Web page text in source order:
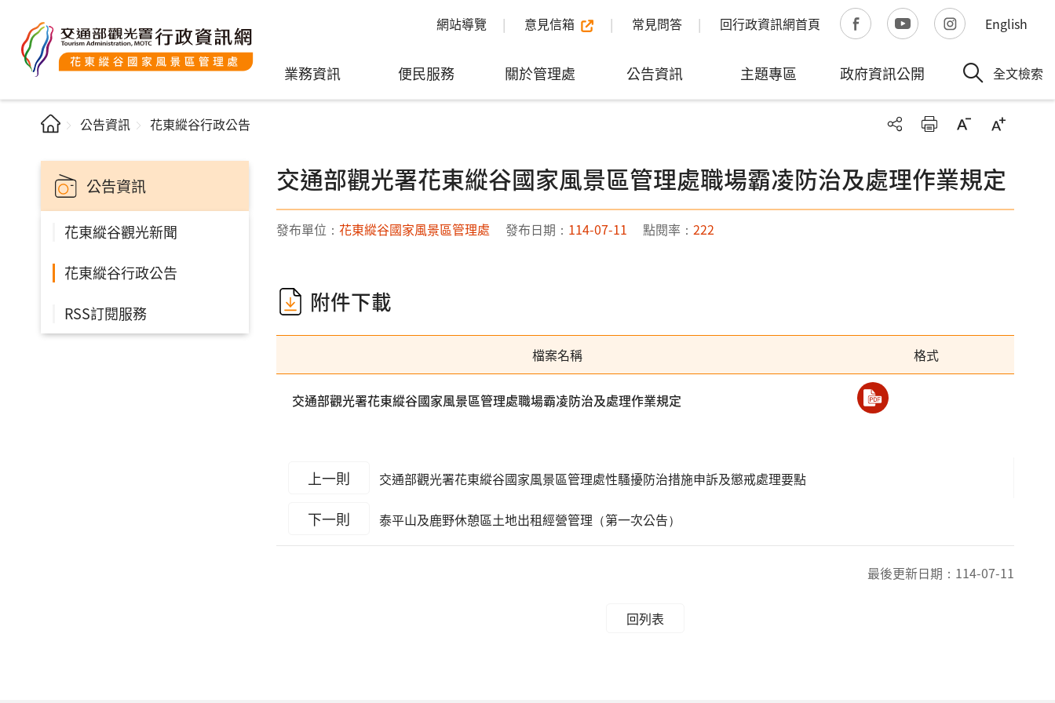
網站導覽 意見信箱 常見問答 回行政資訊網首頁 English
業務資訊 便民服務 關於管理處 公告資訊 主題專區 政府資訊公開 全文檢索
公告資訊 花東縱谷行政公告
公告資訊
花東縱谷觀光新聞
花東縱谷行政公告
RSS訂閱服務
交通部觀光署花東縱谷國家風景區管理處職場霸凌防治及處理作業規定
發布單位： 花東縱谷國家風景區管理處 發布日期： 114-07-11 點閱率： 222
附件下載
檔案名稱 格式
交通部觀光署花東縱谷國家風景區管理處職場霸凌防治及處理作業規定
上一則 交通部觀光署花東縱谷國家風景區管理處性騷擾防治措施申訴及懲戒處理要點
下一則 泰平山及鹿野休憩區土地出租經營管理（第一次公告）
最後更新日期： 114-07-11
回列表